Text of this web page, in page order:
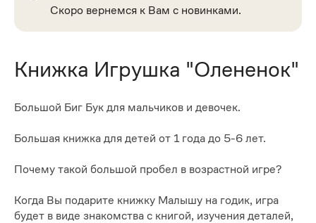
Скоро вернемся к Вам с новинками.
Книжка Игрушка "Олененок"
Большой Биг Бук для мальчиков и девочек.
Большая книжка для детей от 1 года до 5-6 лет.
Почему такой большой пробел в возрастной игре?
Когда Вы подарите книжку Малышу на годик, игра
будет в виде знакомства с книгой, изучения деталей,